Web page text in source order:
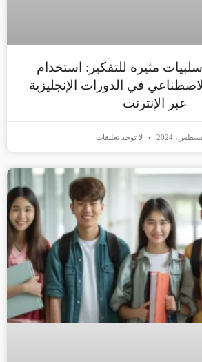
وسلبيات مثيرة للتفكير: استخدام
في الدورات الإنجليزية
عبر الإنترنت
لا توجد تعليقات